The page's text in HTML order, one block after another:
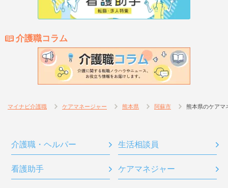
介護職コラム
マイナビ介護職 ケアマネージャー 熊本県 阿蘇市 熊本県のケアマ
介護職・ヘルパー 生活相談員
看護助手 ケアマネジャー